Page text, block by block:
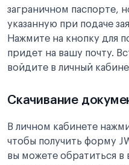
заграничном паспорте,
указанную при подаче
Нажмите на кнопку для
придет на вашу почту.
войдите в личный
Скачивание
В личном кабинете
чтобы получить форму
вы можете обратиться в